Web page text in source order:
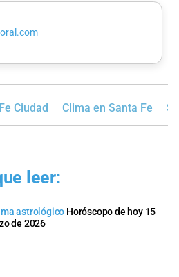
Ciudad Clima en Santa Fe
leer:
astrológico Horóscopo de hoy 15
de 2026